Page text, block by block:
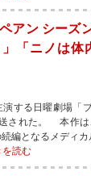
ペアン シーズ
」「ニノは
する日曜劇場「
された。 本作は
続編となるメディ
を読む